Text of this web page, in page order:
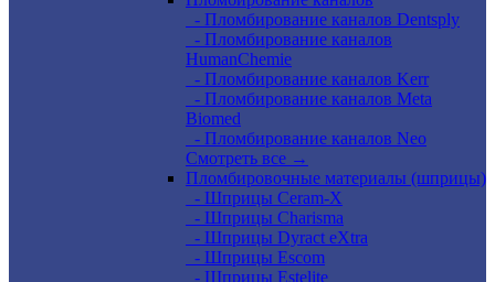
- Пломбирование каналов Dentsply
- Пломбирование каналов
HumanChemie
- Пломбирование каналов Kerr
- Пломбирование каналов Meta
Biomed
- Пломбирование каналов Neo
Смотреть все →
Пломбировочные материалы (шприцы)
- Шприцы Ceram-X
- Шприцы Charisma
- Шприцы Dyract eXtra
- Шприцы Escom
- Шприцы Estelite